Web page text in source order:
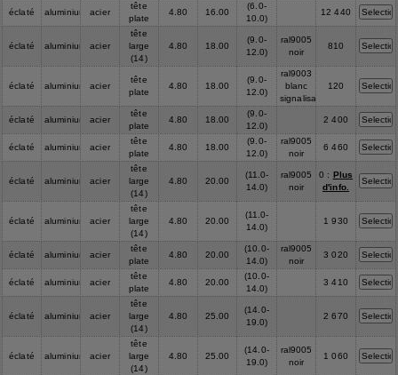
éclaté aluminium acier
tête
plate
4.80 16.00
(6.0-
10.0)
12 440
éclaté aluminium acier
tête
large
(14)
4.80 18.00
(9.0-
12.0)
ral9005
noir
810
éclaté aluminium acier
tête
plate
4.80 18.00
(9.0-
12.0)
ral9003
blanc
signalisation
120
éclaté aluminium acier
tête
plate
4.80 18.00
(9.0-
12.0)
2 400
éclaté aluminium acier
tête
plate
4.80 18.00
(9.0-
12.0)
ral9005
noir
6 460
éclaté aluminium acier
tête
large
(14)
4.80 20.00
(11.0-
14.0)
ral9005
noir
0 : Plus
d'info.
éclaté aluminium acier
tête
large
(14)
4.80 20.00
(11.0-
14.0)
1 930
éclaté aluminium acier
tête
plate
4.80 20.00
(10.0-
14.0)
ral9005
noir
3 020
éclaté aluminium acier
tête
plate
4.80 20.00
(10.0-
14.0)
3 410
éclaté aluminium acier
tête
large
(14)
4.80 25.00
(14.0-
19.0)
2 670
éclaté aluminium acier
tête
large
(14)
4.80 25.00
(14.0-
19.0)
ral9005
noir
1 060